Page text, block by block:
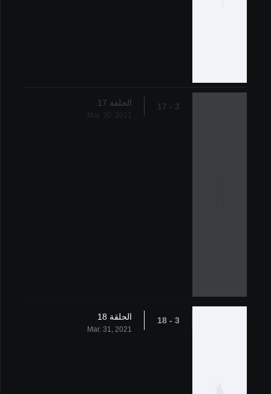
3 - 17 الحلقة 17
3 - 18 الحلقة 18
Mar. 31, 2021